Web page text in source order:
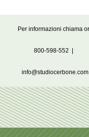
Per informazioni chiama
800-598-552
info@studiocerbone.com